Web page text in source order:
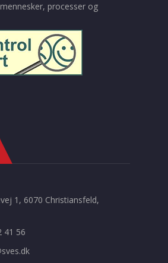
processer og
1, 6070 Christiansfeld,
41 56